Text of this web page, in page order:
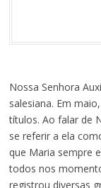
Nossa Senhora
salesiana. Em
títulos. Ao falar de
se referir a ela
que Maria sempre
todos nos
registrou diversas